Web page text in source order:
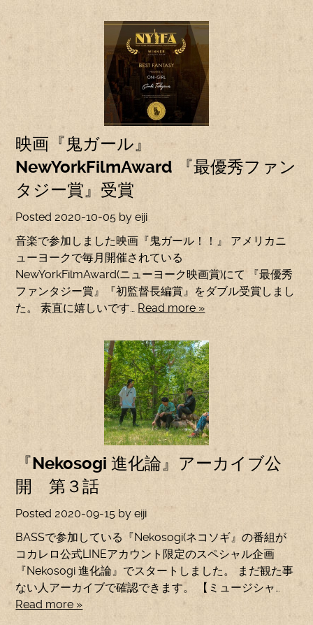
映画『鬼ガール』
NewYorkFilmAward 『最優秀ファン
タジー賞』受賞
Posted 2020-10-05 byeiji
音楽で参加しました映画『鬼ガール！！』 アメリカニ
ューヨークで毎月開催されている
NewYorkFilmAward(ニューヨーク映画賞)にて 『最優秀
ファンタジー賞』『初監督長編賞』をダブル受賞しまし
た。 素直に嬉しいです… Read more »
『Nekosogi 進化論』アーカイブ公
開 第３話
Posted 2020-09-15 byeiji
BASSで参加している『Nekosogi(ネコソギ』の番組が
コカレロ公式LINEアカウント限定のスペシャル企画
『Nekosogi 進化論』でスタートしました。 まだ観た事
ない人アーカイブで確認できます。 【ミュージシャ…
Read more »